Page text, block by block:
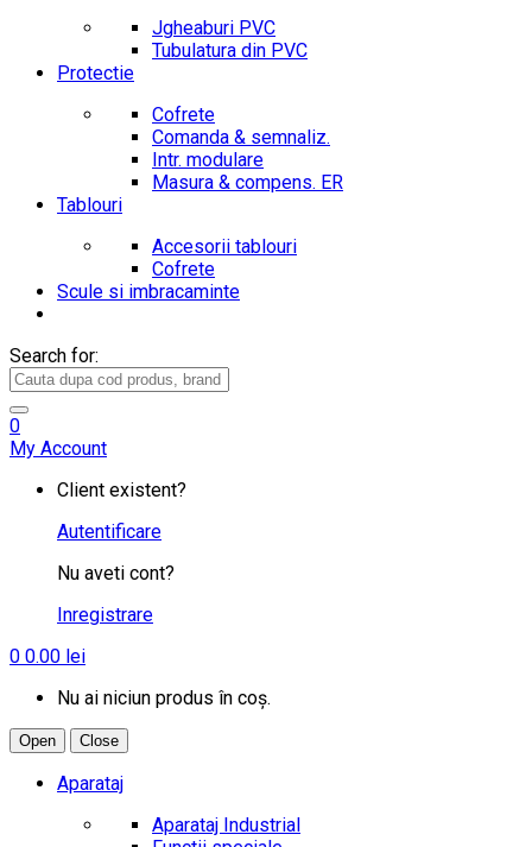
Jgheaburi PVC
Tubulatura din PVC
Protectie
Cofrete
Comanda & semnaliz.
Intr. modulare
Masura & compens. ER
Tablouri
Accesorii tablouri
Cofrete
Scule si imbracaminte
Search for:
0
My Account
Client existent?
Autentificare
Nu aveti cont?
Inregistrare
0 0.00 lei
Nu ai niciun produs în coș.
Open Close
Aparataj
Aparataj Industrial